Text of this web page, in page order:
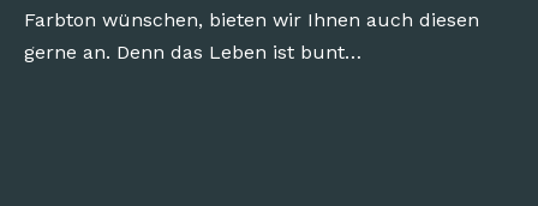
Farbton wünschen, bieten wir Ihnen auch diesen
gerne an. Denn das Leben ist bunt…